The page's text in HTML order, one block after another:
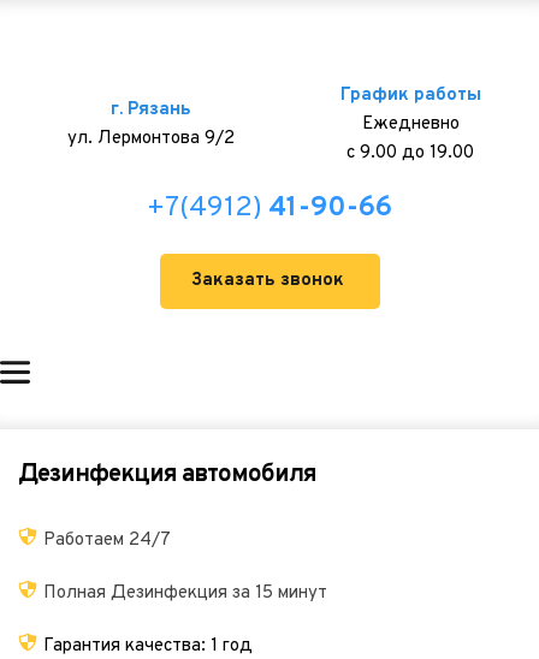
г. Рязань
ул. Лермонтова 9/2
График работы
Ежедневно
с 9.00 до 19.00
+7(4912) 41-90-66
Заказать звонок
Дезинфекция автомобиля
Работаем 24/7
Полная Дезинфекция за 15 минут
Гарантия качества: 1 год